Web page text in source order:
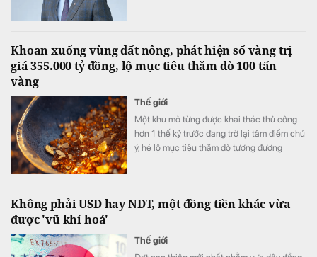
Khoan xuống vùng đất nông, phát hiện số vàng trị
giá 355.000 tỷ đồng, lộ mục tiêu thăm dò 100 tấn
vàng
Thế giới
Một khu mỏ từng được khai thác thủ công
hơn 1 thế kỷ trước đang trở lại tâm điểm chú
ý, hé lộ mục tiêu thăm dò tương đương
Không phải USD hay NDT, một đồng tiền khác vừa
được 'vũ khí hoá'
Thế giới